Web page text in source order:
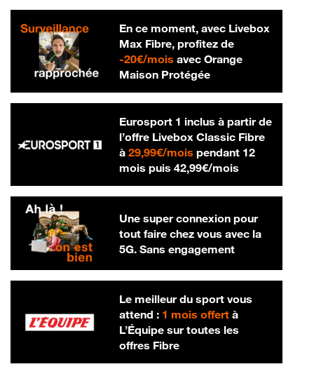
En ce moment, avec Livebox
Max Fibre, profitez de
-20€/mois20 € par mois
avec Orange
Maison Protégée
Eurosport 1 inclus à partir de
l’offre Livebox Classic Fibre
à 29,99€/mois29,99 € par mois
pendant 12
mois puis 42,99€/mois42,99 € par
Une super connexion pour
tout faire chez vous avec la
5G. Sans engagement
Le meilleur du sport vous
attend : 1 mois offertà
L’Équipe sur toutes les
offres Fibre